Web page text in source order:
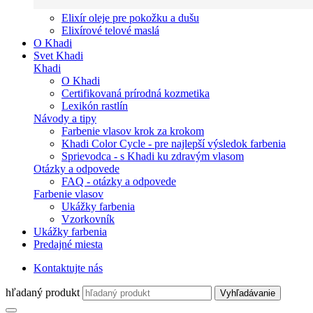
Elixír oleje pre pokožku a dušu
Elixírové telové maslá
O Khadi
Svet Khadi
Khadi
O Khadi
Certifikovaná prírodná kozmetika
Lexikón rastlín
Návody a tipy
Farbenie vlasov krok za krokom
Khadi Color Cycle - pre najlepší výsledok farbenia
Sprievodca - s Khadi ku zdravým vlasom
Otázky a odpovede
FAQ - otázky a odpovede
Farbenie vlasov
Ukážky farbenia
Vzorkovník
Ukážky farbenia
Predajné miesta
Kontaktujte nás
hľadaný produkt Vyhľadávanie